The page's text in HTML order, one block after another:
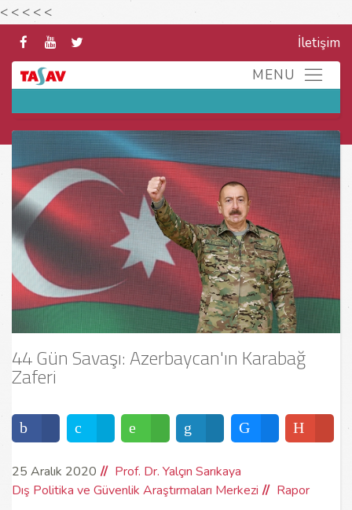
< < < < <
İletişim
44 Gün Savaşı: Azerbaycan'ın Karabağ
Zaferi
25 Aralık 2020
Prof. Dr. Yalçın Sarıkaya
Dış Politika ve Güvenlik Araştırmaları Merkezi
Rapor